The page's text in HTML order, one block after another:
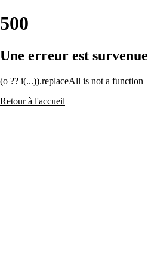
500
Une erreur est survenue
(o ?? i(...)).replaceAll is not a function
Retour à l'accueil